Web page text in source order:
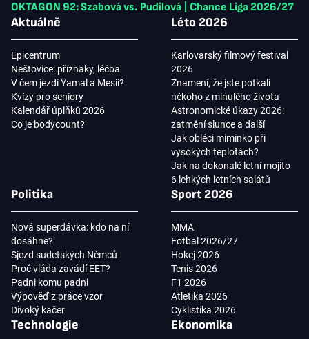
OKTAGON 92: Szabová vs. Pudilová
Chance Liga 2026/27
Aktuálně
Epicentrum
Neštovice: příznaky, léčba
V čem jezdí Yamal a Mesii?
Kvízy pro seniory
Kalendář úplňků 2026
Co je bodycount?
Léto 2026
Karlovarský filmový festival
2026
Znamení, že jste potkali
někoho z minulého života
Astronomické úkazy 2026:
zatmění slunce a další
Jak obléci miminko při
vysokých teplotách?
Jak na dokonalé letní mojito
6 lehkých letních salátů
Politika
Nová superdávka: kdo na ní
dosáhne?
Sjezd sudetských Němců
Proč vláda zavádí EET?
Padni komu padni
Výpověď z práce vzor
Divoký kačer
Sport 2026
MMA
Fotbal 2026/27
Hokej 2026
Tenis 2026
F1 2026
Atletika 2026
Cyklistika 2026
Technologie Ekonomika